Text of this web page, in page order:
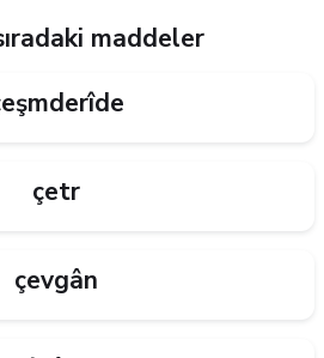
maddeler
çetr
çevgân